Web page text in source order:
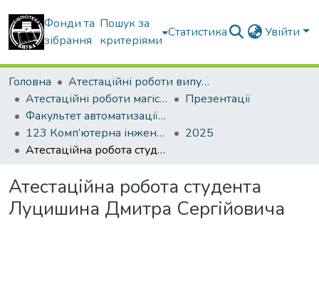
Фонди та
зібрання
Пошук за
критеріями
Статистика Увійти
Головна
Атестаційні роботи випускників
Атестаційні роботи магістрів
Презентації
Факультет автоматизації і інформаційних технологій
123 Комп’ютерна інженерія. Комп’ютерні системи і мережі
2025
Атестаційна робота студента Луцишина Дмитра Сергійовича
Атестаційна робота студента
Луцишина Дмитра Сергійовича